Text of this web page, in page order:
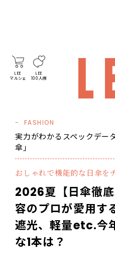
LEE
マルシェ
LEE
100人隊
FASHION
実力がわかるスペックデー
傘」
おしゃれで機能的な日傘を
2026夏【日傘徹
容のプロが愛用す
遮光、軽量etc.今
な1本は？